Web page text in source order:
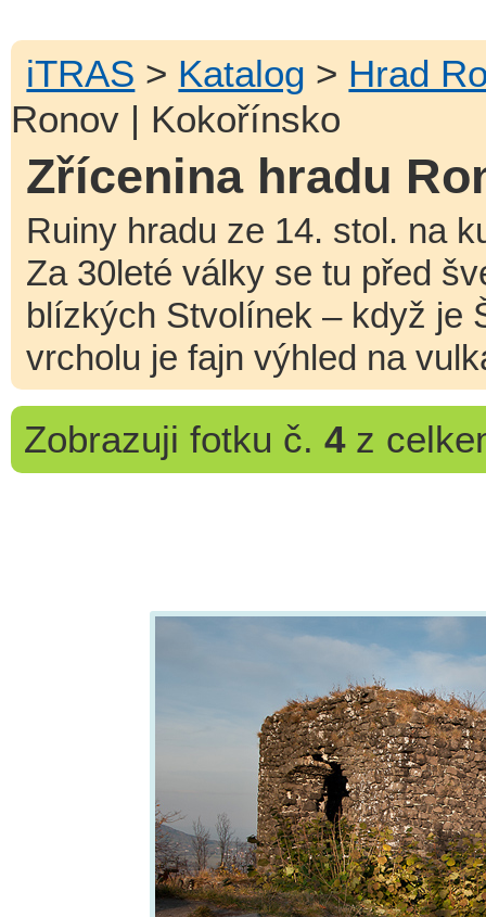
iTRAS > Katalog > Hrad
Ronov | Kokořínsko
Zřícenina hradu
Ruiny hradu ze 14. stol. na
Za 30leté války se tu před
blízkých Stvolínek – když je
vrcholu je fajn výhled na
Zobrazuji fotku č. 4z